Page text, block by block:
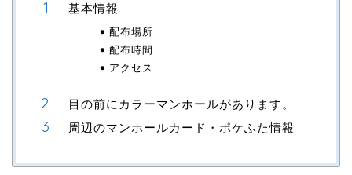
基本情報
配布場所
配布時間
アクセス
目の前にカラーマンホールがあります。
周辺のマンホールカード・ポケふた情報